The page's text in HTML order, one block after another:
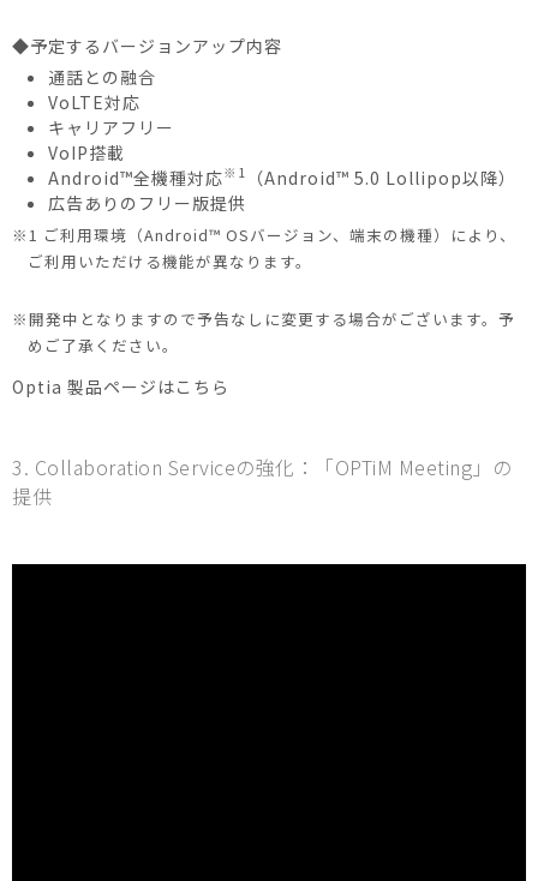
◆予定するバージョンアップ内容
通話との融合
VoLTE対応
キャリアフリー
VoIP搭載
Android™全機種対応※1
（Android™ 5.0 Lollipop以降）
広告ありのフリー版提供
※1 ご利用環境（Android™ OSバージョン、端末の機種）により、
ご利用いただける機能が異なります。
※開発中となりますので予告なしに変更する場合がございます。予
めご了承ください。
Optia 製品ページはこちら
3. Collaboration Serviceの強化：「OPTiM Meeting」の
提供